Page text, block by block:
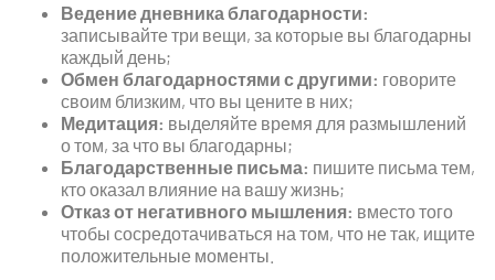
Ведение дневника благодарности:
записывайте три вещи, за которые вы благодарны
каждый день;
Обмен благодарностями с другими: говорите
своим близким, что вы цените в них;
Медитация: выделяйте время для размышлений
о том, за что вы благодарны;
Благодарственные письма: пишите письма тем,
кто оказал влияние на вашу жизнь;
Отказ от негативного мышления: вместо того
чтобы сосредотачиваться на том, что не так, ищите
положительные моменты.